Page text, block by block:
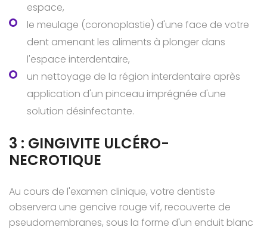
espace,
le meulage (coronoplastie) d'une face de votre
dent amenant les aliments à plonger dans
l'espace interdentaire,
un nettoyage de la région interdentaire après
application d'un pinceau imprégnée d'une
solution désinfectante.
3 : GINGIVITE ULCÉRO-
NECROTIQUE
Au cours de l'examen clinique, votre dentiste
observera une gencive rouge vif, recouverte de
pseudomembranes, sous la forme d'un enduit blanc